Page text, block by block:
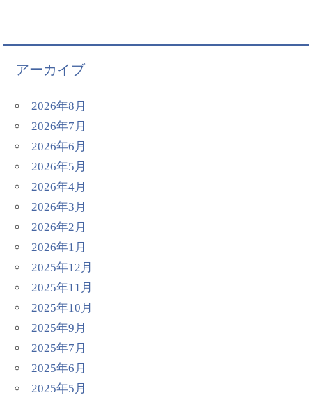
アーカイブ
2026年8月
2026年7月
2026年6月
2026年5月
2026年4月
2026年3月
2026年2月
2026年1月
2025年12月
2025年11月
2025年10月
2025年9月
2025年7月
2025年6月
2025年5月